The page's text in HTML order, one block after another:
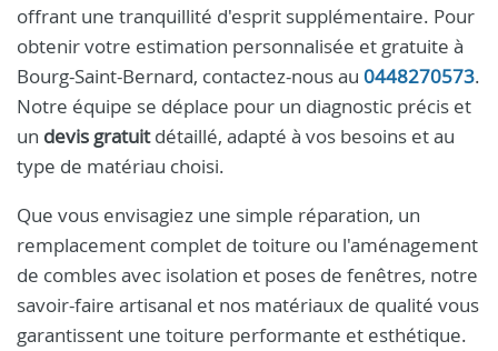
offrant une tranquillité d'esprit supplémentaire. Pour
obtenir votre estimation personnalisée et gratuite à
Bourg-Saint-Bernard, contactez-nous au 0448270573.
Notre équipe se déplace pour un diagnostic précis et
un devis gratuitdétaillé, adapté à vos besoins et au
type de matériau choisi.
Que vous envisagiez une simple réparation, un
remplacement complet de toiture ou l'aménagement
de combles avec isolation et poses de fenêtres, notre
savoir-faire artisanal et nos matériaux de qualité vous
garantissent une toiture performante et esthétique.